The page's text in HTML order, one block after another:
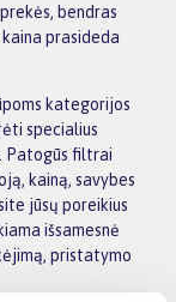
bendras
prasideda
kategorijos
specialius
Patogūs filtrai
kainą, savybes
jūsų poreikius
išsamesnė
pristatymo